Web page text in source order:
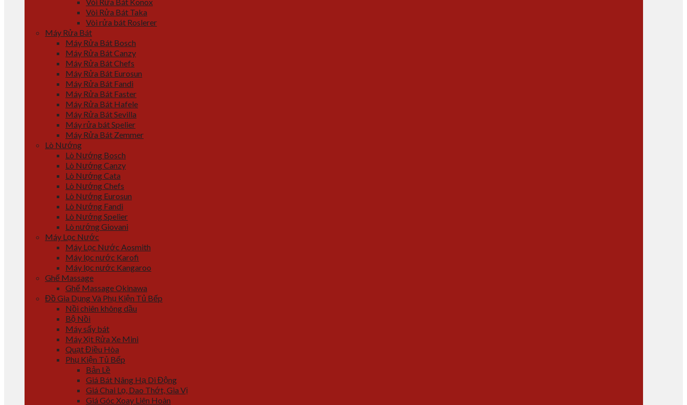
Vòi Rửa Bát Taka
Vòi rửa bát Roslerer
Máy Rửa Bát
Máy Rửa Bát Bosch
Máy Rửa Bát Canzy
Máy Rửa Bát Chefs
Máy Rửa Bát Eurosun
Máy Rửa Bát Fandi
Máy Rửa Bát Faster
Máy Rửa Bát Hafele
Máy Rửa Bát Sevilla
Máy rửa bát Spelier
Máy Rửa Bát Zemmer
Lò Nướng
Lò Nướng Bosch
Lò Nướng Canzy
Lò Nướng Cata
Lò Nướng Chefs
Lò Nướng Eurosun
Lò Nướng Fandi
Lò Nướng Spelier
Lò nướng Giovani
Máy Lọc Nước
Máy Lọc Nước Aosmith
Máy lọc nước Karofi
Máy lọc nước Kangaroo
Ghế Massage
Ghế Massage Okinawa
Đồ Gia Dụng Và Phụ Kiện Tủ Bếp
Nồi chiên không dầu
Bộ Nồi
Máy sấy bát
Máy Xịt Rửa Xe Mini
Quạt Điều Hòa
Phụ Kiện Tủ Bếp
Bản Lề
Giá Bát Nâng Hạ Di Động
Giá Chai Lọ, Dao Thớt, Gia Vị
Giá Góc Xoay Liên Hoàn